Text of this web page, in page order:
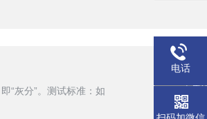
“灰分”。测试标准：如
查看
电话